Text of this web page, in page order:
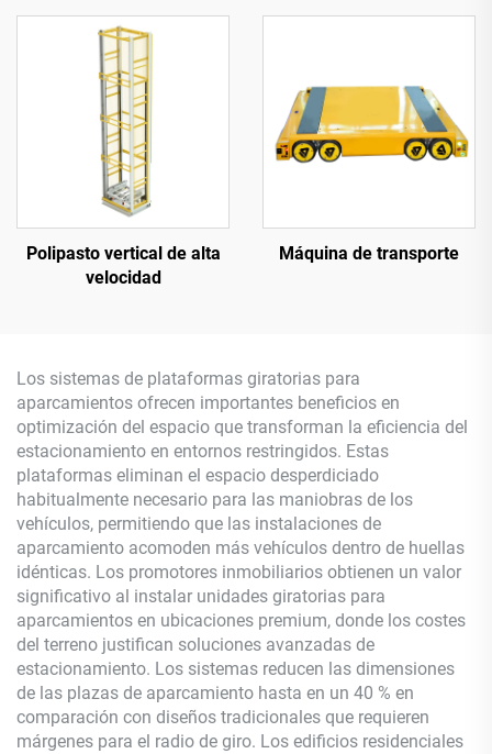
Polipasto vertical de alta
velocidad
Máquina de transporte
Los sistemas de plataformas giratorias para
aparcamientos ofrecen importantes beneficios en
optimización del espacio que transforman la eficiencia del
estacionamiento en entornos restringidos. Estas
plataformas eliminan el espacio desperdiciado
habitualmente necesario para las maniobras de los
vehículos, permitiendo que las instalaciones de
aparcamiento acomoden más vehículos dentro de huellas
idénticas. Los promotores inmobiliarios obtienen un valor
significativo al instalar unidades giratorias para
aparcamientos en ubicaciones premium, donde los costes
del terreno justifican soluciones avanzadas de
estacionamiento. Los sistemas reducen las dimensiones
de las plazas de aparcamiento hasta en un 40 % en
comparación con diseños tradicionales que requieren
márgenes para el radio de giro. Los edificios residenciales